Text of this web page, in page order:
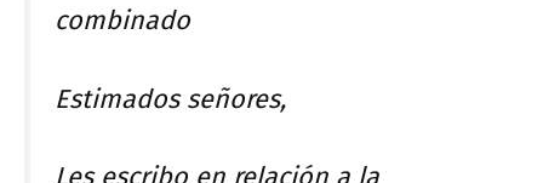
combinado
Estimados señores,